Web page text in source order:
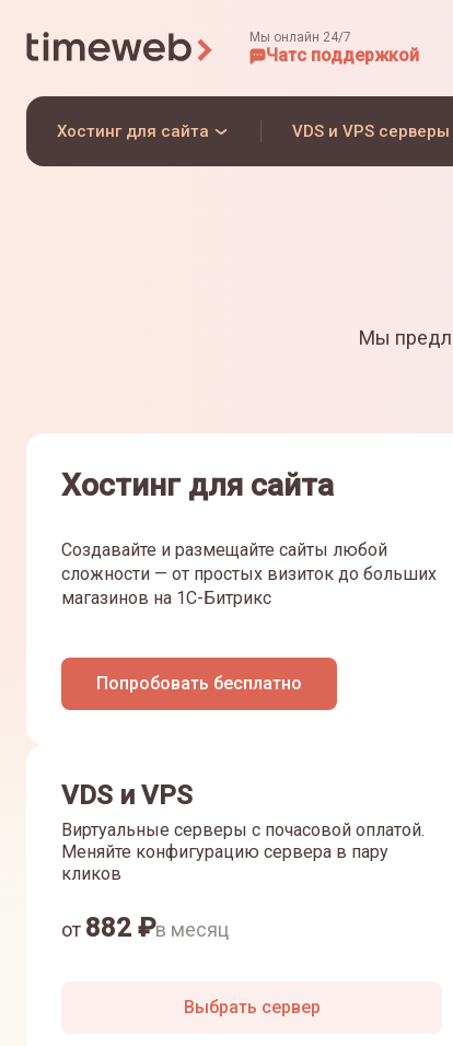
Мы онлайн 24/7
Чатс поддержкой
Хостинг для сайта VDS и VPS серверы
Мы
Хостинг для сайта
Создавайте и размещайте сайты любой
сложности — от простых визиток до больших
магазинов на 1С-Битрикс
Попробовать бесплатно
VDS и VPS
Виртуальные серверы с почасовой оплатой.
Меняйте конфигурацию сервера в пару
кликов
от 882 ₽в месяц
Выбрать сервер